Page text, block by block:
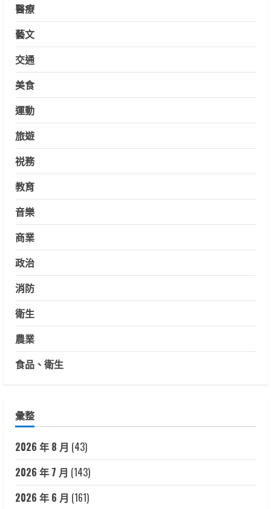
醫療
藝文
交通
美食
運動
旅遊
祱務
教育
音樂
商業
政治
消防
衛生
農業
食品、衛生
彙整
2026 年 8 月 (43)
2026 年 7 月 (143)
2026 年 6 月 (161)